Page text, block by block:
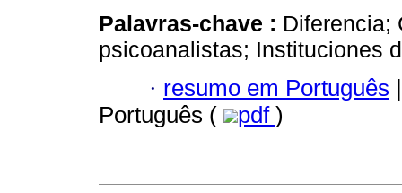
Palavras-chave : Diferencia;
psicoanalistas; Instituciones
· resumo em Português |
Português (
pdf )